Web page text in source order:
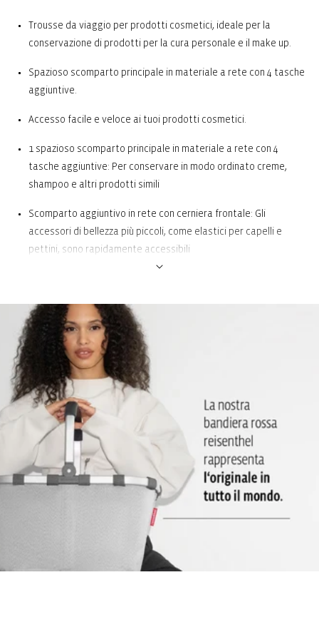
Trousse da viaggio per prodotti cosmetici, ideale per la
conservazione di prodotti per la cura personale e il make up.
Spazioso scomparto principale in materiale a rete con 4 tasche
aggiuntive.
Accesso facile e veloce ai tuoi prodotti cosmetici.
1 spazioso scomparto principale in materiale a rete con 4
tasche aggiuntive: Per conservare in modo ordinato creme,
shampoo e altri prodotti simili
Scomparto aggiuntivo in rete con cerniera frontale: Gli
accessori di bellezza più piccoli, come elastici per capelli e
pettini, sono rapidamente accessibili
Ganci per appendere: In questo modo la borsa cosmetica può
essere fissata alle porte o ai radiatori, anche in bagni di piccole
dimensioni
Lo specchio può essere fissato all'interno con una chiusura a
velcro: Particolarmente pratico in viaggio o in campeggio